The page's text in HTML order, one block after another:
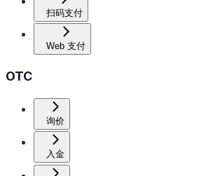
扫码支付
Web 支付
OTC
询价
入金